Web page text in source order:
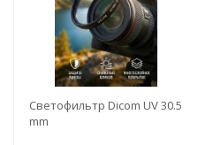
Светофильтр Dicom UV 30.5
mm